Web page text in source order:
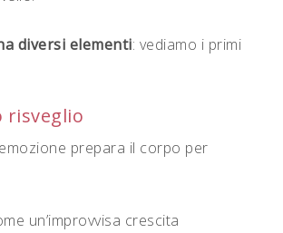
diversi elementi: vediamo i primi
risveglio
prepara il corpo per
un’improvvisa crescita